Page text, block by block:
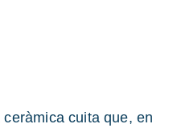
cuita que, en